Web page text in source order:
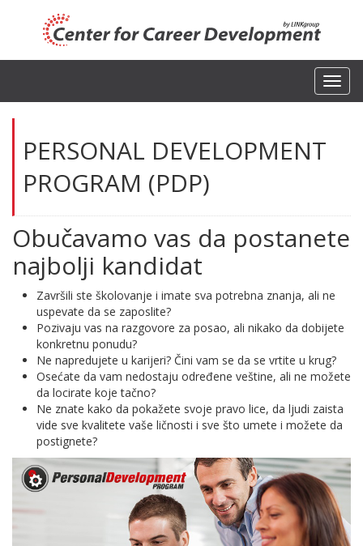
PERSONAL DEVELOPMENT
PROGRAM (PDP)
Obučavamo vas da postanete
najbolji kandidat
Završili ste školovanje i imate sva potrebna znanja, ali ne
uspevate da se zaposlite?
Pozivaju vas na razgovore za posao, ali nikako da dobijete
konkretnu ponudu?
Ne napredujete u karijeri? Čini vam se da se vrtite u krug?
Osećate da vam nedostaju određene veštine, ali ne možete
da locirate koje tačno?
Ne znate kako da pokažete svoje pravo lice, da ljudi zaista
vide sve kvalitete vaše ličnosti i sve što umete i možete da
postignete?